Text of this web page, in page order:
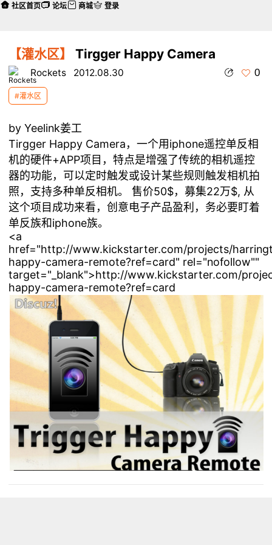
【灌水区】 Tirgger Happy Camera
Rockets 2012.08.30 0
#灌水区
by Yeelink姜工
Tirgger Happy Camera，一个用iphone遥控单反相
机的硬件+APP项目，特点是增强了传统的相机遥控
器的功能，可以定时触发或设计某些规则触发相机拍
照，支持多种单反相机。 售价50$，募集22万$, 从
这个项目成功来看，创意电子产品盈利，务必要盯着
单反族和iphone族。
<a
href="http://www.kickstarter.com/projects/
happy-camera-remote?ref=card" rel="nofollow""
target="_blank">http://www.kickstarter.com/
happy-camera-remote?ref=card
社区首页 论坛 商城 登录